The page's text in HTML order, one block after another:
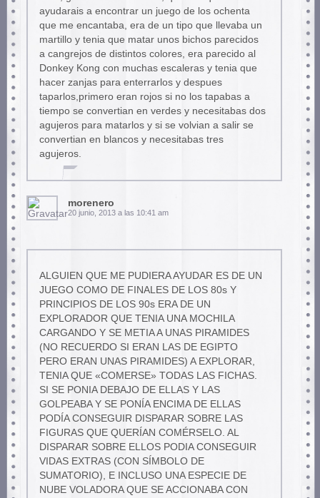
ayudarais a encontrar un juego de los ochenta
que me encantaba, era de un tipo que llevaba un
martillo y tenia que matar unos bichos parecidos
a cangrejos de distintos colores, era parecido al
Donkey Kong con muchas escaleras y tenia que
hacer zanjas para enterrarlos y despues
taparlos,primero eran rojos si no los tapabas a
tiempo se convertian en verdes y necesitabas dos
agujeros para matarlos y si se volvian a salir se
convertian en blancos y necesitabas tres
agujeros.
morenero
20 junio, 2013 a las 10:41 am
ALGUIEN QUE ME PUDIERA AYUDAR ES DE UN
JUEGO COMO DE FINALES DE LOS 80s Y
PRINCIPIOS DE LOS 90s ERA DE UN
EXPLORADOR QUE TENIA UNA MOCHILA
CARGANDO Y SE METIA A UNAS PIRAMIDES
(NO RECUERDO SI ERAN LAS DE EGIPTO
PERO ERAN UNAS PIRAMIDES) A EXPLORAR,
TENIA QUE «COMERSE» TODAS LAS FICHAS.
SI SE PONIA DEBAJO DE ELLAS Y LAS
GOLPEABA Y SE PONÍA ENCIMA DE ELLAS
PODÍA CONSEGUIR DISPARAR SOBRE LAS
FIGURAS QUE QUERÍAN COMÉRSELO. AL
DISPARAR SOBRE ELLOS PODIA CONSEGUIR
VIDAS EXTRAS (CON SÍMBOLO DE
SUMATORIO), E INCLUSO UNA ESPECIE DE
NUBE VOLADORA QUE SE ACCIONABA CON